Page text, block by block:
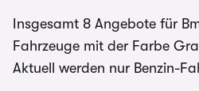
Insgesamt 8 Angebote für
Fahrzeuge mit der Farbe
Aktuell werden nur Benzin-